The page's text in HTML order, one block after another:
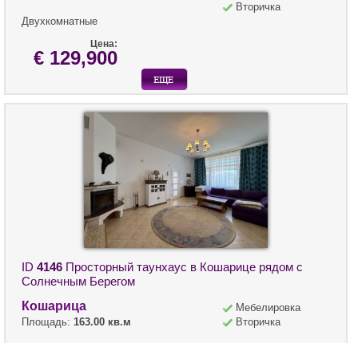
Двухкомнатные
Вторичка
Цена:
€ 129,900
ID 4146 Просторный таунхаус в Кошарице рядом с
Солнечным Берегом
Кошарица
Площадь: 163.00 кв.м
Мебелировка
Вторичка